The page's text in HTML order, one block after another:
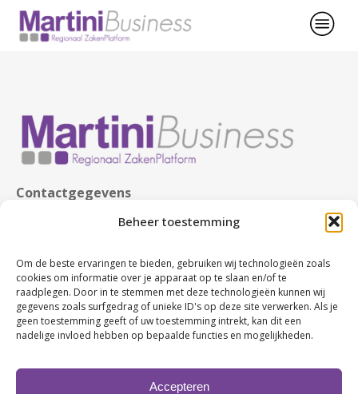
Beheer toestemming
Om de beste ervaringen te bieden, gebruiken wij technologieën zoals
cookies om informatie over je apparaat op te slaan en/of te
raadplegen. Door in te stemmen met deze technologieën kunnen wij
gegevens zoals surfgedrag of unieke ID's op deze site verwerken. Als je
geen toestemming geeft of uw toestemming intrekt, kan dit een
nadelige invloed hebben op bepaalde functies en mogelijkheden.
Accepteren
Contactgegevens